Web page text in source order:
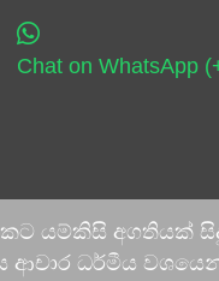
Chat on WhatsApp
යම්කිසි අගතියක්
ධර්මීය වශයෙන්